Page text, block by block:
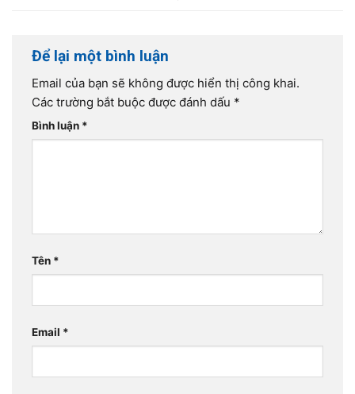
Để lại một bình luận
Email của bạn sẽ không được hiển thị công khai.
Các trường bắt buộc được đánh dấu *
Bình luận *
Tên *
Email *